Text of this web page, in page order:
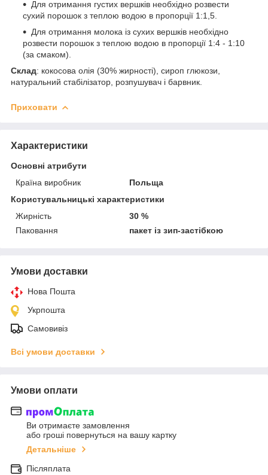
Для отримання густих вершків необхідно розвести
сухий порошок з теплою водою в пропорції 1:1,5.
Для отримання молока із сухих вершків необхідно
розвести порошок з теплою водою в пропорції 1:4 - 1:10
(за смаком).
Склад: кокосова олія (30% жирності), сироп глюкози,
натуральний стабілізатор, розпушувач і барвник.
Приховати
Характеристики
Основні атрибути
Країна виробник
Польща
Користувальницькі характеристики
Жирність
30 %
Паковання
пакет із зип-застібкою
Умови доставки
Нова Пошта
Укрпошта
Самовивіз
Всі умови доставки
Умови оплати
Ви отримаєте замовлення
або гроші повернуться на вашу картку
Детальніше
Післяплата